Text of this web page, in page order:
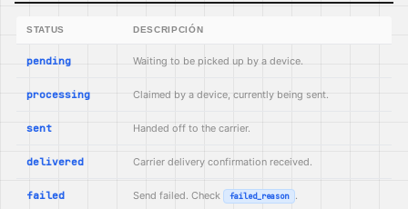
STATUS DESCRIPCIÓN
pending Waiting to be picked up by a device.
processing Claimed by a device, currently being sent.
sent Handed off to the carrier.
delivered Carrier delivery confirmation received.
failed Send failed. Check failed_reason .